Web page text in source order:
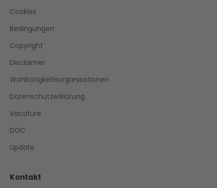
Cookies
Bedingungen
Copyright
Disclaimer
Wohltätigkeitsorganisationen
Datenschutzerklärung
Vacature
DOC
Update
Kontakt